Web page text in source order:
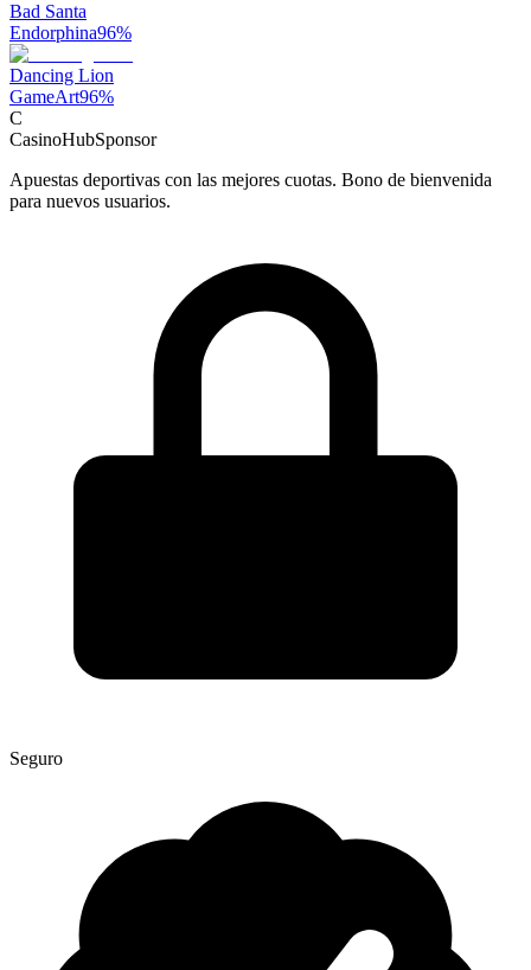
Bad Santa
Endorphina96%
Dancing Lion
GameArt96%
C
CasinoHubSponsor
Apuestas deportivas con las mejores cuotas. Bono de bienvenida
para nuevos usuarios.
Seguro